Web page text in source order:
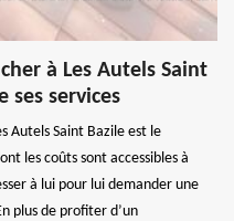
à Les Autels Saint
ses services
Autels Saint Bazile est le
les coûts sont accessibles à
à lui pour lui demander une
plus de profiter d’un